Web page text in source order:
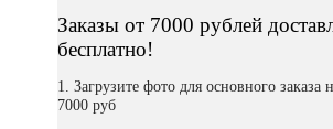
Заказы от 7000 рублей
бесплатно!
1. Загрузите фото для основного заказа
7000 руб